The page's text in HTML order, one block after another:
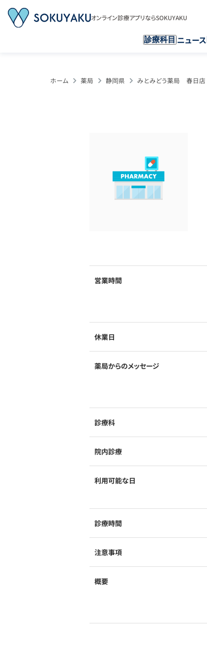
オンライン診療アプリならSOKUYAKU
診療科目 ニュース
ホーム 薬局 静岡県 みとみどう薬局 春日店
営業時間
休業日
薬局からのメッセージ
診療科
院内診療
利用可能な日
診療時間
注意事項
概要